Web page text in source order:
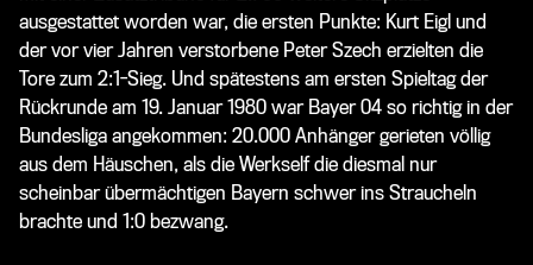
ausgestattet worden war, die ersten Punkte: Kurt Eigl und
der vor vier Jahren verstorbene Peter Szech erzielten die
Tore zum 2:1-Sieg. Und spätestens am ersten Spieltag der
Rückrunde am 19. Januar 1980 war Bayer 04 so richtig in der
Bundesliga angekommen: 20.000 Anhänger gerieten völlig
aus dem Häuschen, als die Werkself die diesmal nur
scheinbar übermächtigen Bayern schwer ins Straucheln
brachte und 1:0 bezwang.